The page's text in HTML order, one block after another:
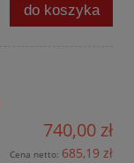
do koszyka
740,00 zł
Cena netto: 685,19 zł